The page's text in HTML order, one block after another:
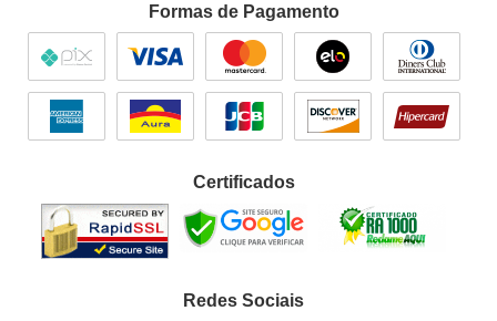
Formas de Pagamento
Certificados
Redes Sociais